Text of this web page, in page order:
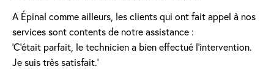
A Épinal comme ailleurs, les clients qui ont fait appel à nos
services sont contents de notre assistance :
'C’était parfait, le technicien a bien effectué l’intervention.
Je suis très satisfait.'